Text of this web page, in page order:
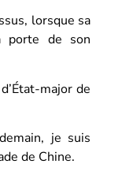
lorsque sa
porte de son
major de
je suis
de Chine.